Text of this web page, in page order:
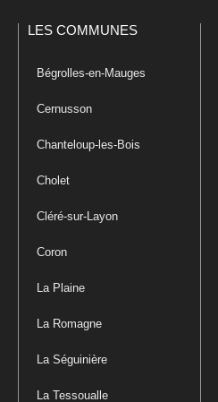
LES COMMUNES
Bégrolles-en-Mauges
Cernusson
Chanteloup-les-Bois
Cholet
Cléré-sur-Layon
Coron
La Plaine
La Romagne
La Séguinière
La Tessoualle